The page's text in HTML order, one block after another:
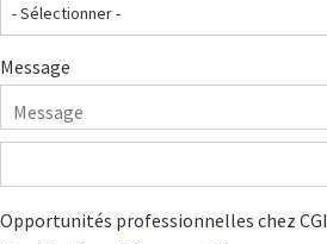
Message
Opportunités professionnelles chez CGI